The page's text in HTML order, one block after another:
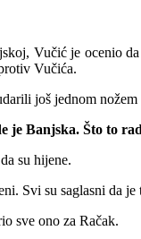
Vučić je ocenio
Vučića.
još jednom
je Banjska. Što to
su hijene.
Svi su saglasni da
sve ono za Račak.